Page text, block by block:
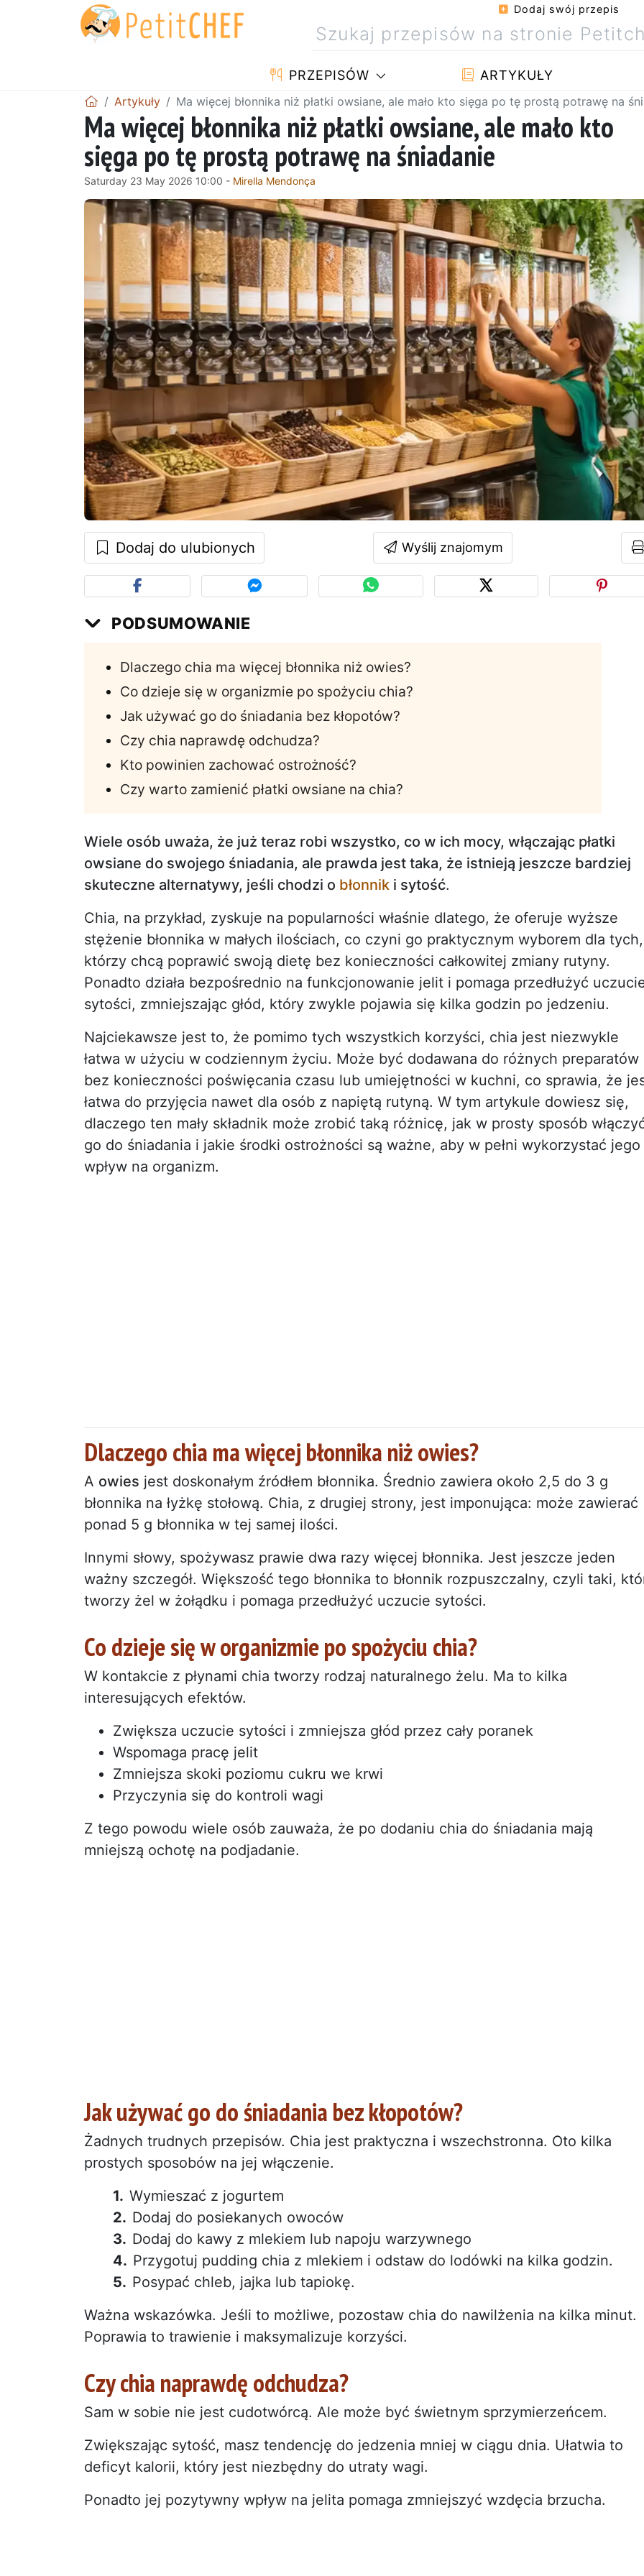
Dodaj swój przepis
PRZEPISÓW ARTYKUŁY
Artykuły Ma więcej błonnika niż płatki owsiane, ale mało kto sięga po tę prostą potrawę na
Ma więcej błonnika niż płatki owsiane, ale mało kto
sięga po tę prostą potrawę na śniadanie
Saturday 23 May 2026 10:00 - Mirella Mendonça
Dodaj do ulubionych Wyślij znajomym
PODSUMOWANIE
Dlaczego chia ma więcej błonnika niż owies?
Co dzieje się w organizmie po spożyciu chia?
Jak używać go do śniadania bez kłopotów?
Czy chia naprawdę odchudza?
Kto powinien zachować ostrożność?
Czy warto zamienić płatki owsiane na chia?
Wiele osób uważa, że już teraz robi wszystko, co w ich mocy, włączając płatki
owsiane do swojego śniadania, ale prawda jest taka, że istnieją jeszcze bardziej
skuteczne alternatywy, jeśli chodzi o błonnik i sytość.
Chia, na przykład, zyskuje na popularności właśnie dlatego, że oferuje wyższe
stężenie błonnika w małych ilościach, co czyni go praktycznym wyborem dla tych,
którzy chcą poprawić swoją dietę bez konieczności całkowitej zmiany rutyny.
Ponadto działa bezpośrednio na funkcjonowanie jelit i pomaga przedłużyć
sytości, zmniejszając głód, który zwykle pojawia się kilka godzin po jedzeniu.
Najciekawsze jest to, że pomimo tych wszystkich korzyści, chia jest niezwykle
łatwa w użyciu w codziennym życiu. Może być dodawana do różnych preparatów
bez konieczności poświęcania czasu lub umiejętności w kuchni, co sprawia, że
łatwa do przyjęcia nawet dla osób z napiętą rutyną. W tym artykule dowiesz się,
dlaczego ten mały składnik może zrobić taką różnicę, jak w prosty sposób
go do śniadania i jakie środki ostrożności są ważne, aby w pełni wykorzystać jego
wpływ na organizm.
Dlaczego chia ma więcej błonnika niż owies?
A owies jest doskonałym źródłem błonnika. Średnio zawiera około 2,5 do 3 g
błonnika na łyżkę stołową. Chia, z drugiej strony, jest imponująca: może zawierać
ponad 5 g błonnika w tej samej ilości.
Innymi słowy, spożywasz prawie dwa razy więcej błonnika. Jest jeszcze jeden
ważny szczegół. Większość tego błonnika to błonnik rozpuszczalny, czyli taki,
tworzy żel w żołądku i pomaga przedłużyć uczucie sytości.
Co dzieje się w organizmie po spożyciu chia?
W kontakcie z płynami chia tworzy rodzaj naturalnego żelu. Ma to kilka
interesujących efektów.
Zwiększa uczucie sytości i zmniejsza głód przez cały poranek
Wspomaga pracę jelit
Zmniejsza skoki poziomu cukru we krwi
Przyczynia się do kontroli wagi
Z tego powodu wiele osób zauważa, że po dodaniu chia do śniadania mają
mniejszą ochotę na podjadanie.
Jak używać go do śniadania bez kłopotów?
Żadnych trudnych przepisów. Chia jest praktyczna i wszechstronna. Oto kilka
prostych sposobów na jej włączenie.
Wymieszać z jogurtem
Dodaj do posiekanych owoców
Dodaj do kawy z mlekiem lub napoju warzywnego
Przygotuj pudding chia z mlekiem i odstaw do lodówki na kilka godzin.
Posypać chleb, jajka lub tapiokę.
Ważna wskazówka. Jeśli to możliwe, pozostaw chia do nawilżenia na kilka minut.
Poprawia to trawienie i maksymalizuje korzyści.
Czy chia naprawdę odchudza?
Sam w sobie nie jest cudotwórcą. Ale może być świetnym sprzymierzeńcem.
Zwiększając sytość, masz tendencję do jedzenia mniej w ciągu dnia. Ułatwia to
deficyt kalorii, który jest niezbędny do utraty wagi.
Ponadto jej pozytywny wpływ na jelita pomaga zmniejszyć wzdęcia brzucha.